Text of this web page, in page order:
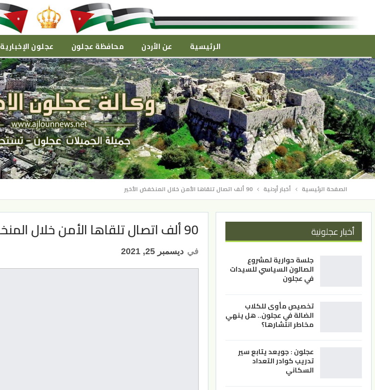
الرئيسية عن الأردن محافظة عجلون عجلون الإخبارية
الصفحة الرئيسية أخبار أردنية 90 ألف اتصال تلقاها الأمن خلال المنخفض الأخير
90 ألف اتصال تلقاها الأمن خلال المنخفض الأخير
في ديسمبر 25, 2021
أخبار عجلونية
جلسة حوارية لمشروع
الصالون السياسي للسيدات
في عجلون
تخصيص مأوى للكلاب
الضالة في عجلون.. هل ينهي
مخاطر انتشارها؟
عجلون : جويعد يتابع سير
تدريب كوادر التعداد
السكاني